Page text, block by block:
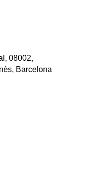
08002,
Barcelona